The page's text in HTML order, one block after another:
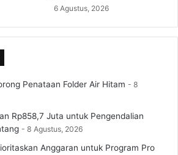
6 Agustus, 2026
Penataan Folder Air Hitam
8
Rp858,7 Juta untuk Pengendalian
8 Agustus, 2026
Anggaran untuk Program Pro